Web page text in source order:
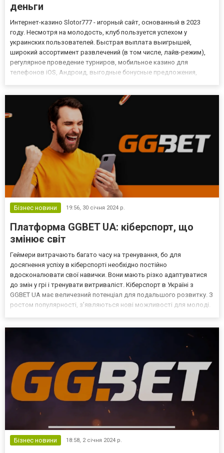
деньги
Интернет-казино Slotor777 - игорный сайт, основанный в 2023
году. Несмотря на молодость, клуб пользуется успехом у
украинских пользователей. Быстрая выплата выигрышей,
широкий ассортимент развлечений (в том числе, лайв-режим),
регулярное проведение турниров, мобильное казино для
телефонов iOS, Андроид, выгодные бонусные предложения,
Бізнес новини 19:56, 30 січня 2024 р.
Платформа GGBET UA: кіберспорт, що
змінює світ
Геймери витрачають багато часу на тренування, бо для
досягнення успіху в кіберспорті необхідно постійно
вдосконалювати свої навички. Вони мають різко адаптуватися
до змін у грі і тренувати витриваліст. Кіберспорт в Україні з
GGBET UA має величезний потенціал для подальшого розвитку. З
ростом популярності, з’являються нові можливості для молоді.
Бізнес новини 18:58, 2 січня 2024 р.